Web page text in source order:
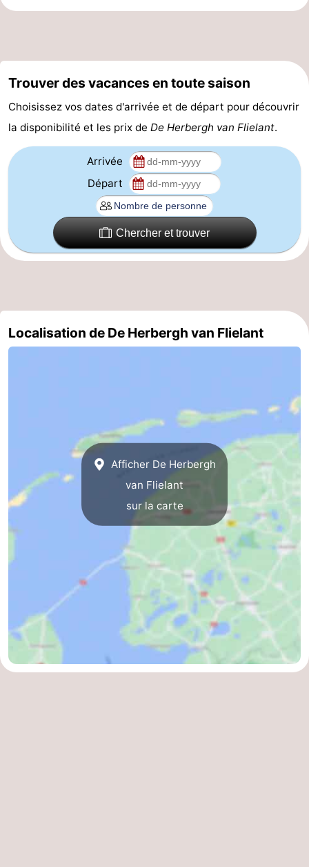
Leeuwarden
Îles
la
Frise
Schiermonnikoog
-
Ameland
-
Contact
Trouver des vacances en toute saison
Choisissez vos dates d'arrivée et de départ pour découvrir
la disponibilité et les prix de De Herbergh van Flielant.
Arrivée
Départ
Chercher et trouver
Localisation de De Herbergh van Flielant
Afficher De Herbergh
van Flielant
sur la carte